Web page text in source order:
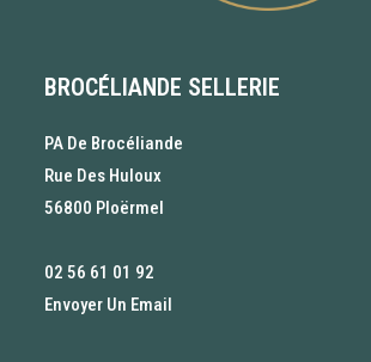
BROCÉLIANDE SELLERIE
PA De Brocéliande
Rue Des Huloux
56800 Ploërmel
02 56 61 01 92
Envoyer Un Email